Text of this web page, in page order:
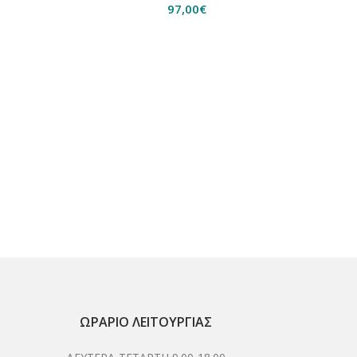
97,00€
ΩΡΆΡΙΟ ΛΕΙΤΟΥΡΓΊΑΣ